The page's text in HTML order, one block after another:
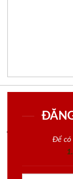
Để có